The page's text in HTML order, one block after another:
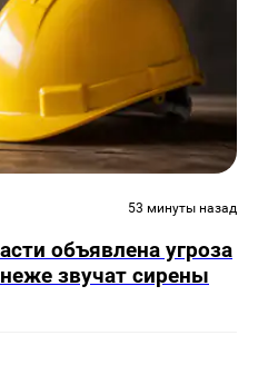
53 минуты назад
объявлена угроза
звучат сирены